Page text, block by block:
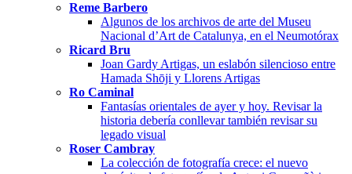
Reme Barbero
Algunos de los archivos de arte del Museu
Nacional d’Art de Catalunya, en el Neumotórax
Ricard Bru
Joan Gardy Artigas, un eslabón silencioso entre
Hamada Shōji y Llorens Artigas
Ro Caminal
Fantasías orientales de ayer y hoy. Revisar la
historia debería conllevar también revisar su
legado visual
Roser Cambray
La colección de fotografía crece: el nuevo